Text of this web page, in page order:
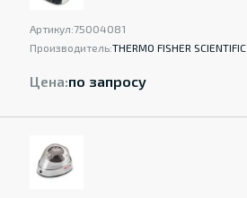
Артикул:75004081
Производитель:THERMO FISHER SCIENTIFIC
Цена:по запросу